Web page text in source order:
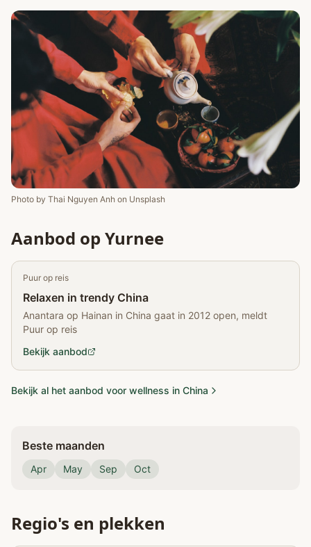
Photo by Thai Nguyen Anh on Unsplash
Aanbod op Yurnee
Puur op reis
Relaxen in trendy China
Anantara op Hainan in China gaat in 2012 open, meldt
Puur op reis
Bekijk aanbod
Bekijk al het aanbod voor wellness in China
Beste maanden
Apr May Sep Oct
Regio's en plekken